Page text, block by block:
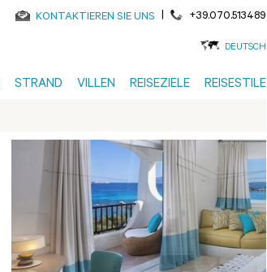
KONTAKTIEREN SIE UNS | +39.070.513489
DEUTSCH
STRAND VILLEN REISEZIELE REISESTILE